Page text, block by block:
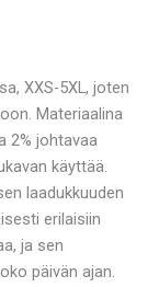
XXS-5XL, joten
Materiaalina
2% johtavaa
käyttää.
laadukkuuden
erilaisiin
ja sen
päivän ajan.